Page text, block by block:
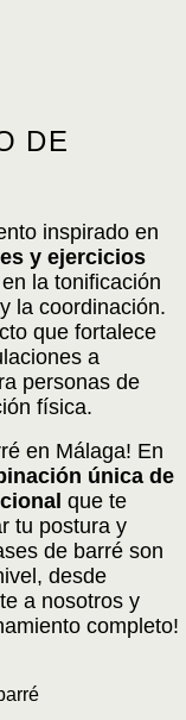
DE
inspirado en
y ejercicios
la tonificación
la coordinación.
que fortalece
a
personas de
física.
en Málaga! En
única de
que te
tu postura y
de barré son
desde
a nosotros y
completo!